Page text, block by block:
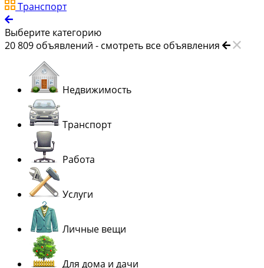
Транспорт
Выберите категорию
20 809 объявлений - смотреть все объявления
Недвижимость
Транспорт
Работа
Услуги
Личные вещи
Для дома и дачи